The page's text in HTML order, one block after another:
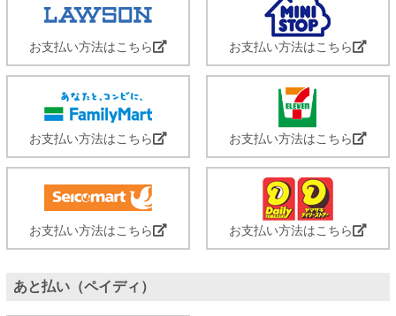
お支払い方法はこちら お支払い方法はこちら
お支払い方法はこちら お支払い方法はこちら
お支払い方法はこちら お支払い方法はこちら
あと払い（ペイディ）